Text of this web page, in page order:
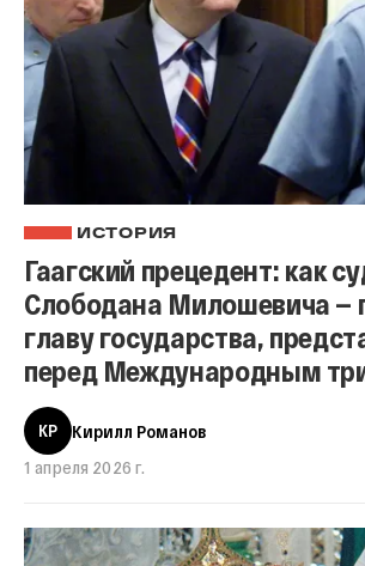
ИСТОРИЯ
Гаагский прецедент: как
Слободана Милошевича —
главу государства,
перед Международным
КР
Кирилл Романов
1 апреля 2026 г.